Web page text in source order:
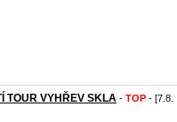
TOUR VYHŘEV SKLA - TOP - [7.8.